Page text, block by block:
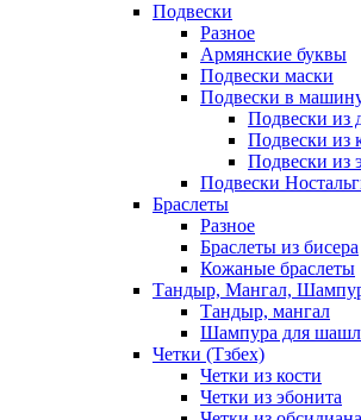
Подвески
Разное
Армянские буквы
Подвески маски
Подвески в
Подвески из
Подвески из
Подвески из
Подвески
Браслеты
Разное
Браслеты из бисера
Кожаные браслеты
Тандыр, Мангал,
Тандыр, мангал
Шампура для
Четки (Тзбех)
Четки из кости
Четки из эбонита